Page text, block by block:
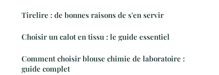
Tirelire : de bonnes raisons de s'en servir
Choisir un calot en tissu : le guide essentiel
Comment choisir blouse chimie de laboratoire :
guide complet